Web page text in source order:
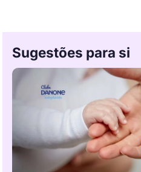
Sugestões para si